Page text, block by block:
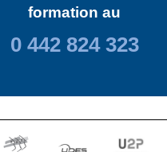
formation au
0 442 824 323